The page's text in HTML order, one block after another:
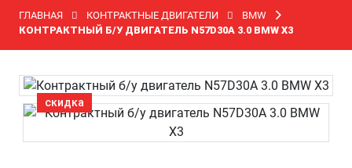
ГЛАВНАЯ КОНТРАКТНЫЕ ДВИГАТЕЛИ
BMW
КОНТРАКТНЫЙ Б/У ДВИГАТЕЛЬ N57D30A 3.0 BMW X3
скидка